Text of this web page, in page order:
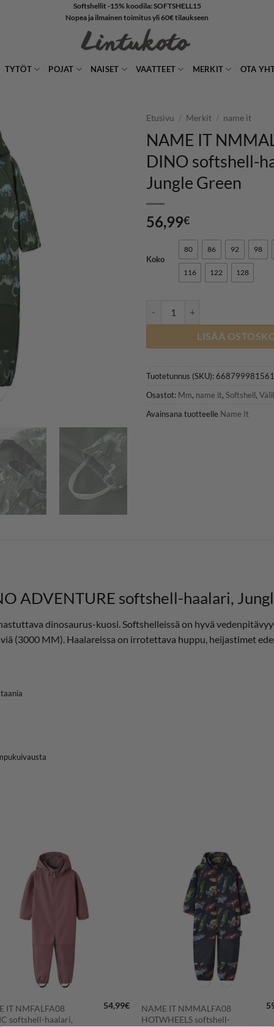
Softshellit -15% koodila: SOFTSHELL15
Nopea ja ilmainen toimitus yli 60€ tilaukseen
TYTÖT POJAT NAISET VAATTEET MERKIT OTA
Etusivu / Merkit / name it
NAME IT
DINO softshell-
Jungle Green
56,99€
Koko
80 86 92 98
116 122 128
LISÄÄ
Tuotetunnus (SKU):668799981561
Osastot: Mm, name it, Softshell,
Avainsana tuotteelle Name It
ADVENTURE softshell-haalari,
dinosaurus-kuosi. Softshelleissä on hyvä
(3000 MM). Haalareissa on irrotettava huppu, heijastimet
LISÄÄ
SUOSIKKEIHIN
IT NMFALFA08
softshell-haalari,
54,99€
LISÄÄ
SUOSIKKEIHIN
NAME IT NMMALFA08
HOTWHEELS softshell-